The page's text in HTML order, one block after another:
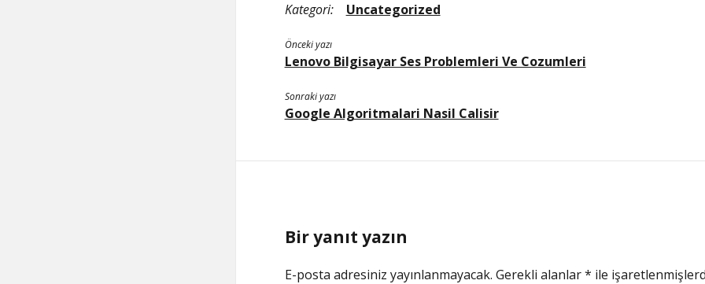
Kategori: Uncategorized
Önceki yazı
Lenovo Bilgisayar Ses Problemleri Ve Cozumleri
Sonraki yazı
Google Algoritmalari Nasil Calisir
Bir yanıt yazın
E-posta adresiniz yayınlanmayacak. Gerekli alanlar* ile